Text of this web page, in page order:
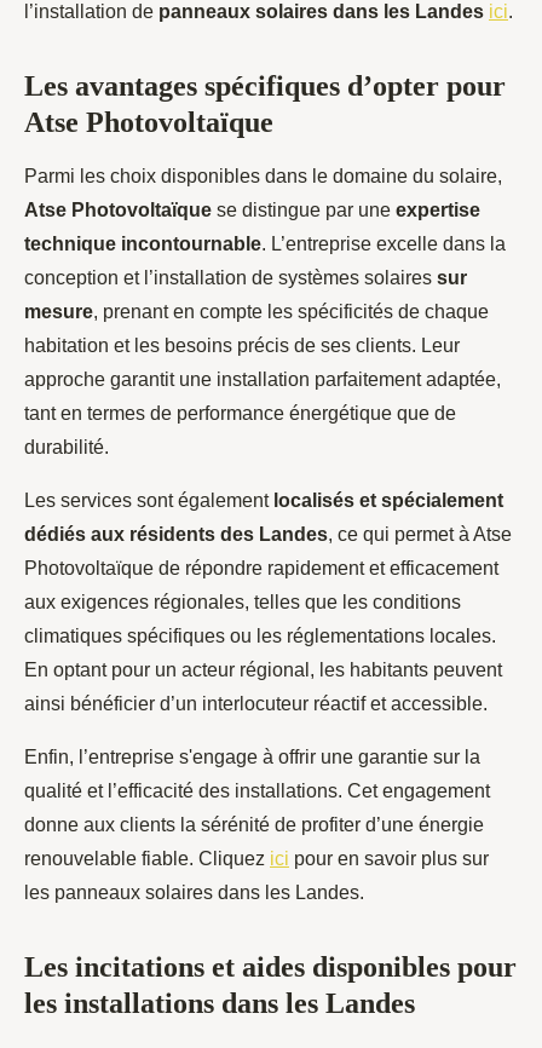
l’installation de panneaux solaires dans les Landes ici.
Les avantages spécifiques d’opter pour
Atse Photovoltaïque
Parmi les choix disponibles dans le domaine du solaire,
Atse Photovoltaïque se distingue par une expertise
technique incontournable. L’entreprise excelle dans la
conception et l’installation de systèmes solaires sur
mesure, prenant en compte les spécificités de chaque
habitation et les besoins précis de ses clients. Leur
approche garantit une installation parfaitement adaptée,
tant en termes de performance énergétique que de
durabilité.
Les services sont également localisés et spécialement
dédiés aux résidents des Landes, ce qui permet à Atse
Photovoltaïque de répondre rapidement et efficacement
aux exigences régionales, telles que les conditions
climatiques spécifiques ou les réglementations locales.
En optant pour un acteur régional, les habitants peuvent
ainsi bénéficier d’un interlocuteur réactif et accessible.
Enfin, l’entreprise s'engage à offrir une garantie sur la
qualité et l’efficacité des installations. Cet engagement
donne aux clients la sérénité de profiter d’une énergie
renouvelable fiable. Cliquez ici pour en savoir plus sur
les panneaux solaires dans les Landes.
Les incitations et aides disponibles pour
les installations dans les Landes